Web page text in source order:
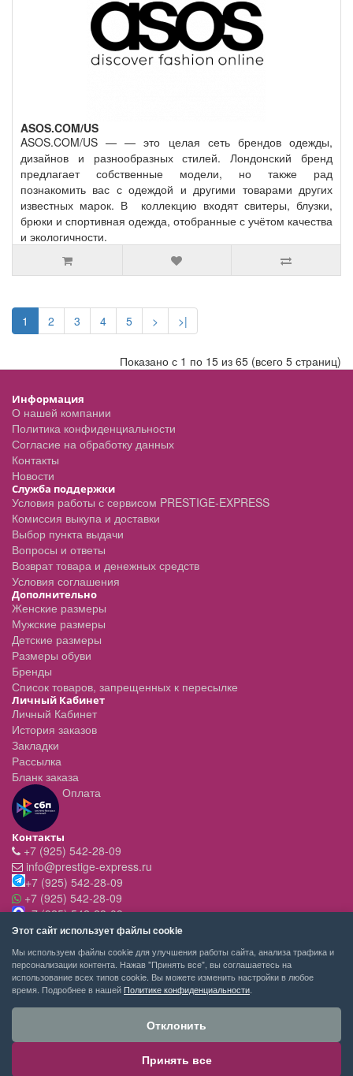
ASOS.COM/US
ASOS.COM/US — — это целая сеть брендов одежды,
дизайнов и разнообразных стилей. Лондонский бренд
предлагает собственные модели, но также рад
познакомить вас с одеждой и другими товарами других
известных марок. В коллекцию входят свитеры, блузки,
брюки и спортивная одежда, отобранные с учётом качества
и экологичности.
1 2 3 4 5 > >|
Показано с 1 по 15 из 65 (всего 5 страниц)
Информация
О нашей компании
Политика конфиденциальности
Согласие на обработку данных
Контакты
Новости
Служба поддержки
Условия работы с сервисом PRESTIGE-EXPRESS
Комиссия выкупа и доставки
Выбор пункта выдачи
Вопросы и ответы
Возврат товара и денежных средств
Условия соглашения
Дополнительно
Женские размеры
Мужские размеры
Детские размеры
Размеры обуви
Бренды
Список товаров, запрещенных к пересылке
Личный Кабинет
Личный Кабинет
История заказов
Закладки
Рассылка
Бланк заказа
Оплата
Контакты
+7 (925) 542-28-09
info@prestige-express.ru
+7 (925) 542-28-09
+7 (925) 542-28-09
+7 (925) 542-28-09
Режим работы:
- вт-пт с 11:00 до 20:00
- сб - c 11.00 до 19.00
- вск,пн - выходной
PRESTIGE-EXPRESS сервис покупок © 2026
Этот сайт использует файлы cookie
Мы используем файлы cookie для улучшения работы сайта, анализа трафика и
персонализации контента. Нажав "Принять все", вы соглашаетесь на
использование всех типов cookie. Вы можете изменить настройки в любое
время. Подробнее в нашей Политике конфиденциальности
Отклонить
Принять все